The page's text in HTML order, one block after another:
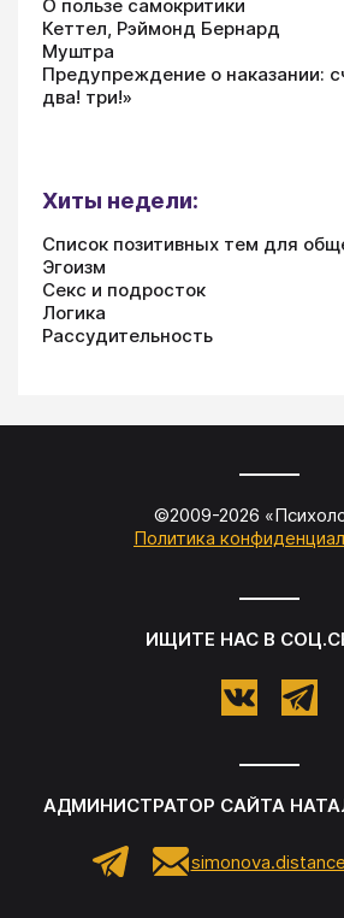
О пользе самокритики
Кеттел, Рэймонд Бернард
Муштра
Предупреждение о наказании:
два! три!»
Хиты недели:
Список позитивных тем для
Эгоизм
Секс и подросток
Логика
Рассудительность
©2009-2026 «
Политика
ИЩИТЕ НАС В
АДМИНИСТРАТОР САЙТА